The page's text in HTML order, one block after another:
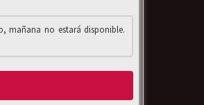
mañana no estará disponible.